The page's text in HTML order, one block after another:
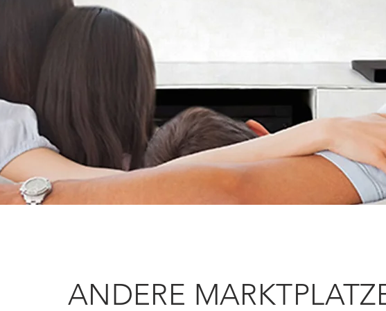
ANDERE